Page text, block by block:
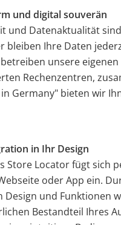
und digital souverän
und Datenaktualität
bleiben Ihre Daten
unsere eigenen
Rechenzentren,
Germany" bieten wir
in Ihr Design
Store Locator fügt sich
oder App ein.
Design und Funktionen
Bestandteil Ihres